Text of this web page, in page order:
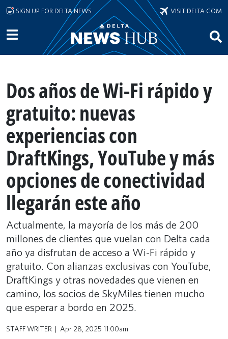
Skip to main content
SIGN UP FOR DELTA NEWS VISIT DELTA.COM
Dos años de Wi-Fi rápido y
gratuito: nuevas
experiencias con
DraftKings, YouTube y más
opciones de conectividad
llegarán este año
Actualmente, la mayoría de los más de 200
millones de clientes que vuelan con Delta cada
año ya disfrutan de acceso a Wi-Fi rápido y
gratuito. Con alianzas exclusivas con YouTube,
DraftKings y otras novedades que vienen en
camino, los socios de SkyMiles tienen mucho
que esperar a bordo en 2025.
STAFF WRITER Apr 28, 2025 11:00am